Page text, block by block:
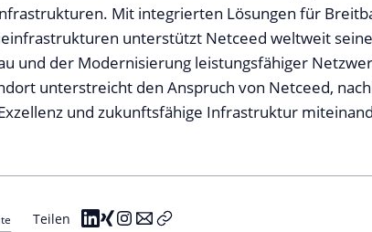
Mit integrierten Lösungen für
unterstützt Netceed weltweit
und der Modernisierung leistungsfähiger
unterstreicht den Anspruch von Netceed,
und zukunftsfähige Infrastruktur
Teilen